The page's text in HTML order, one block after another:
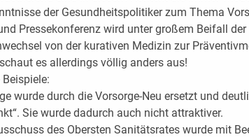
der Gesundheitspolitiker zum Thema
Pressekonferenz wird unter großem Beifall der
von der kurativen Medizin zur
es allerdings völlig anders aus!
wurde durch die Vorsorge-Neu ersetzt und
Sie wurde dadurch auch nicht attraktiver.
des Obersten Sanitätsrates wurde mit